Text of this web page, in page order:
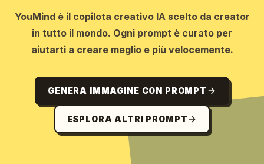
YouMind è il copilota creativo IA scelto da creator
in tutto il mondo. Ogni prompt è curato per
aiutarti a creare meglio e più velocemente.
GENERA IMMAGINE CON PROMPT
ESPLORA ALTRI PROMPT